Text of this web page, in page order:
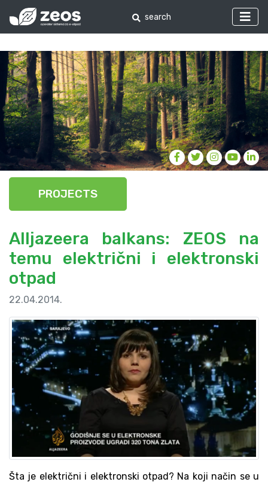
PROJECTS
Alljazeera balkans: ZEOS na
temu električni i elektronski
otpad
22.04.2014.
Šta je električni i elektronski otpad? Na koji način se u